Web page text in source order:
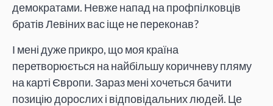
демократами. Невже напад на профпілковців
братів Левіних вас іще не переконав?
І мені дуже прикро, що моя країна
перетворюється на найбільшу коричневу пляму
на карті Європи. Зараз мені хочеться бачити
позицію дорослих і відповідальних людей. Це